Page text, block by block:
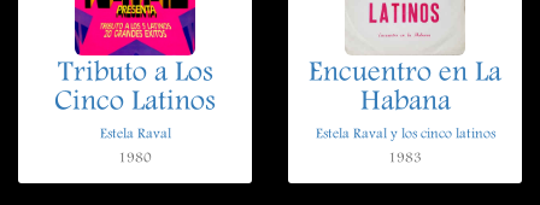
Tributo a Los
Cinco Latinos
Estela Raval
1980
Encuentro en La
Habana
Estela Raval y los cinco latinos
1983